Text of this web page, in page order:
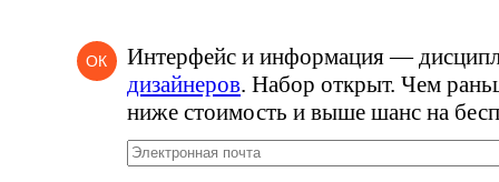
ОК
Интерфейс и информация —
дизайнеров. Набор открыт. Чем
ниже стоимость и выше шанс на